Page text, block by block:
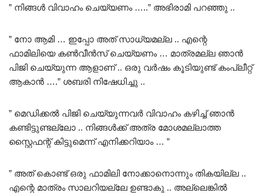
” നിങ്ങൾ വിവാഹം ചെയ്യണം …..” അഭിരാമി പറഞ്ഞു ..
” നോ ആമി … ഇപ്പോ അത് സാധ്യമല്ല .. എന്റെ
ഫാമിലിയെ കൺവീൻസ് ചെയ്യണം … മാത്രമല്ല ഞാൻ
പിജി ചെയ്യുന്ന ആളാണ് .. ഒരു വർഷം കൂടിയുണ്ട് കംപ്ലീറ്റ്
ആകാൻ ….” ശബരി നിഷേധിച്ചു ..
” മെഡിക്കൽ പിജി ചെയ്യുന്നവർ വിവാഹം കഴിച്ച് ഞാൻ
കണ്ടിട്ടുണ്ടല്ലോ .. നിങ്ങൾക്ക് അത്ര മോശമല്ലാത്ത
സ്റ്റൈഫന്റ് കിട്ടുമെന്ന് എനിക്കറിയാം … ”
” അത് കൊണ്ട് ഒരു ഫാമിലി നോക്കാനൊന്നും തികയില്ല ..
എന്റെ മാത്രം സാലറിയല്ലേ ഉണ്ടാകു .. അല്ലെങ്കിൽ